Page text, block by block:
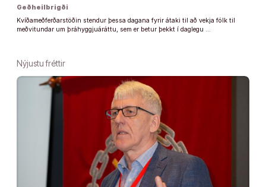
Geðheilbrigði
Kvíðameðferðarstöðin stendur þessa dagana fyrir átaki til að vekja fólk til
meðvitundar um þráhyggjuáráttu, sem er betur þekkt í daglegu …
Nýjustu fréttir